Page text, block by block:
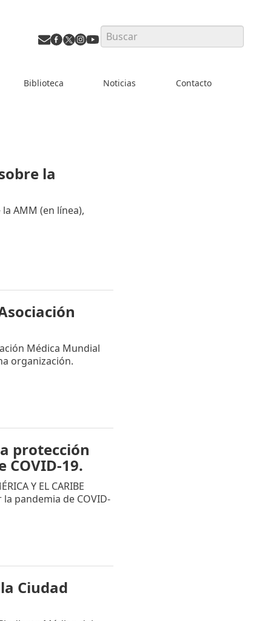
Search
Biblioteca Noticias Contacto
la
AMM (en línea),
Médica Mundial
organización.
protección
19.
Y EL CARIBE
pandemia de COVID-
Ciudad